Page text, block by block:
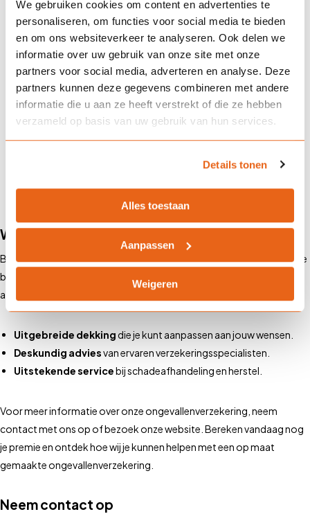
We gebruiken cookies om content en advertenties te
personaliseren, om functies voor social media te bieden
en om ons websiteverkeer te analyseren. Ook delen we
informatie over uw gebruik van onze site met onze
partners voor social media, adverteren en analyse. Deze
partners kunnen deze gegevens combineren met andere
informatie die u aan ze heeft verstrekt of die ze hebben
verzameld op basis van uw gebruik van hun services.
Details tonen
Alles toestaan
Aanpassen
Weigeren
Kan ik mijn verzekering tussentijds
aanpassen?
Wat moet ik doen bij een ongeval?
Waarom kiezen voor Landman Assurantiën?
Bij Landman Assurantiën in Alkmaar begrijpen we dat iedereen andere
behoeften heeft. Daarom bieden wij maatwerkoplossingen die
aansluiten bij jouw situatie.
Uitgebreide dekkingdie je kunt aanpassen aan jouw wensen.
Deskundig adviesvan ervaren verzekeringsspecialisten.
Uitstekende servicebij schadeafhandeling en herstel.
Voor meer informatie over onze ongevallenverzekering, neem
contact met ons op of bezoek onze website. Bereken vandaag nog
je premie en ontdek hoe wij je kunnen helpen met een op maat
gemaakte ongevallenverzekering.
Neem contact op